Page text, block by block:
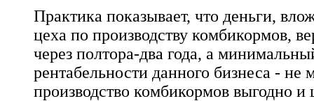
Практика показывает, что деньги,
цеха по производству комбикормов,
через полтора-два года, а
рентабельности данного бизнеса - не
производство комбикормов выгодно и